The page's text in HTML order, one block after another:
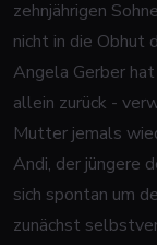
zehnjährigen
nicht in die Obhut
Angela Gerber
allein zurück -
Mutter jemals
Andi, der jüngere
sich spontan um
zunächst